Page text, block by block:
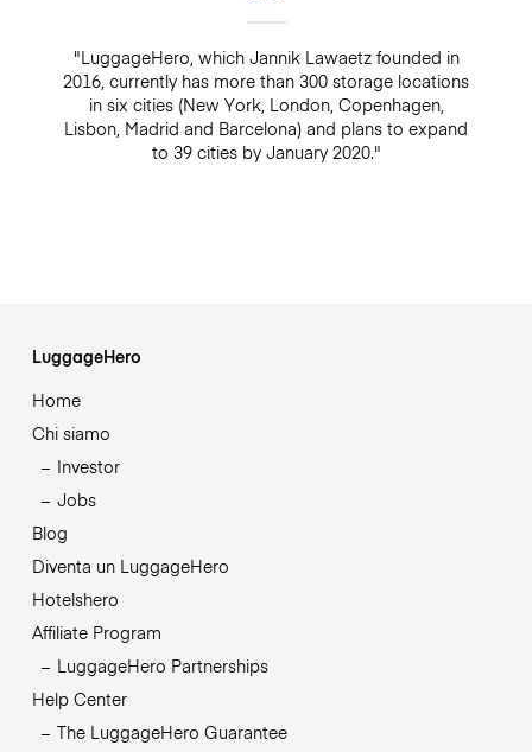
"LuggageHero, which Jannik Lawaetz founded in
2016, currently has more than 300 storage locations
in six cities (New York, London, Copenhagen,
Lisbon, Madrid and Barcelona) and plans to expand
to 39 cities by January 2020."
LuggageHero
Home
Chi siamo
Investor
Jobs
Blog
Diventa un LuggageHero
Hotelshero
Affiliate Program
LuggageHero Partnerships
Help Center
The LuggageHero Guarantee